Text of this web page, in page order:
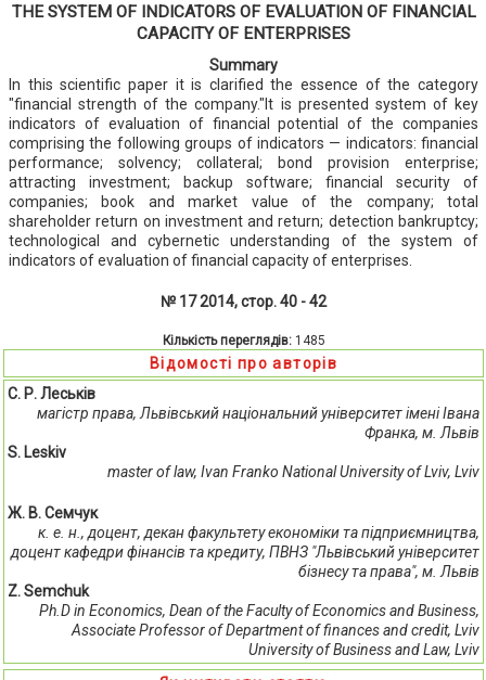
THE SYSTEM OF INDICATORS OF EVALUATION OF FINANCIAL
CAPACITY OF ENTERPRISES
Summary
In this scientific paper it is clarified the essence of the category
"financial strength of the company."It is presented system of key
indicators of evaluation of financial potential of the companies
comprising the following groups of indicators — indicators: financial
performance; solvency; collateral; bond provision enterprise;
attracting investment; backup software; financial security of
companies; book and market value of the company; total
shareholder return on investment and return; detection bankruptcy;
technological and cybernetic understanding of the system of
indicators of evaluation of financial capacity of enterprises.
№ 17 2014, стор. 40 - 42
Кількість переглядів: 1485
Відомості про авторів
С. Р. Леськів
магістр права, Львівський національний університет імені Івана
Франка, м. Львів
S. Leskіv
master of law, Ivan Franko National University of Lviv, Lviv
Ж. В. Семчук
к. е. н., доцент, декан факультету економіки та підприємництва,
доцент кафедри фінансів та кредиту, ПВНЗ "Львівський університет
бізнесу та права", м. Львів
Z. Semchuk
Ph.D in Economics, Dean of the Faculty of Economics and Business,
Аssociate Professor of Department of finances and credit, Lviv
University of Business and Law, Lviv